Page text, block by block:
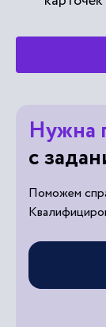
Нужна
с
Поможем